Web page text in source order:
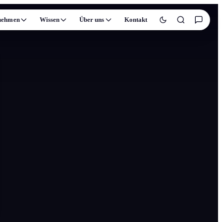
Wissen Über uns Kontakt